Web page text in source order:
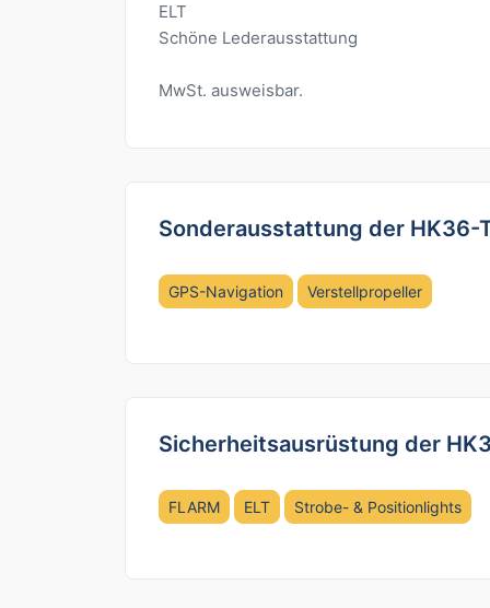
ELT
Schöne Lederausstattung
MwSt. ausweisbar.
Sonderausstattung der HK36-
GPS-Navigation Verstellpropeller
Sicherheitsausrüstung der
FLARM ELT Strobe- & Positionlights